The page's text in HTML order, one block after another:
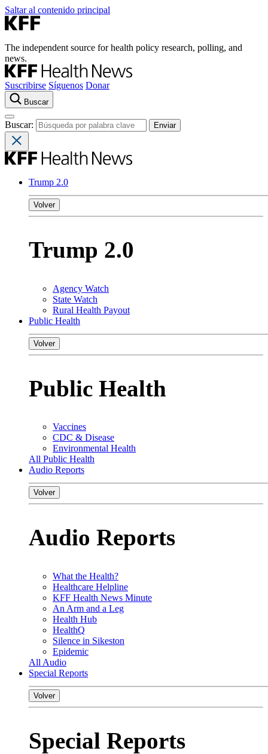
Saltar al contenido principal
The independent source for health policy research, polling, and
news.
Suscribirse Síguenos Donar
Buscar
Buscar:
Trump 2.0
Volver
Trump 2.0
Agency Watch
State Watch
Rural Health Payout
Public Health
Volver
Public Health
Vaccines
CDC & Disease
Environmental Health
All Public Health
Audio Reports
Volver
Audio Reports
What the Health?
Healthcare Helpline
KFF Health News Minute
An Arm and a Leg
Health Hub
HealthQ
Silence in Sikeston
Epidemic
All Audio
Special Reports
Volver
Special Reports